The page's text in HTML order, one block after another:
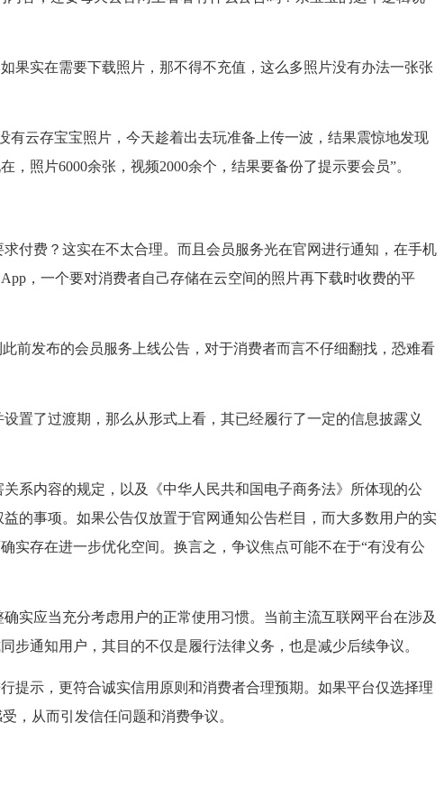
实在需要下载照片，那不得不充值，这么多照片没有办法一张张
云存宝宝照片，今天趁着出去玩准备上传一波，结果震惊地发现
照片6000余张，视频2000余个，结果要备份了提示要会员”。
费？这实在不太合理。而且会员服务光在官网进行通知，在手机
，一个要对消费者自己存储在云空间的照片再下载时收费的平
发布的会员服务上线公告，对于消费者而言不仔细翻找，恐难看
了过渡期，那么从形式上看，其已经履行了一定的信息披露义
内容的规定，以及《中华人民共和国电子商务法》所体现的公
的事项。如果公告仅放置于官网通知公告栏目，而大多数用户的实
实存在进一步优化空间。换言之，争议焦点可能不在于“有没有公
应当充分考虑用户的正常使用习惯。当前主流互联网平台在涉及
通知用户，其目的不仅是履行法律义务，也是减少后续争议。
示，更符合诚实信用原则和消费者合理预期。如果平台仅选择理
，从而引发信任问题和消费争议。